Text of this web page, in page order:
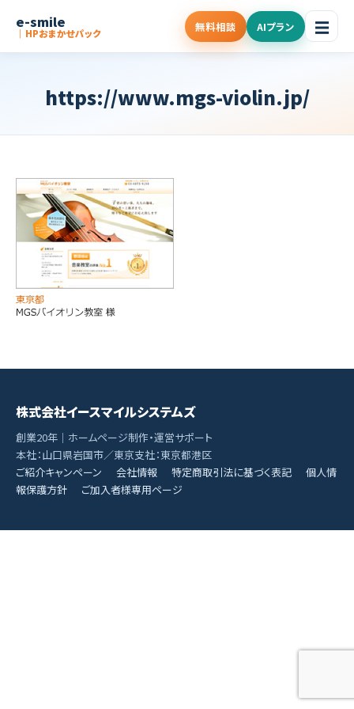
e-smile
｜HPおまかせパック 無料相談 AIプラン ☰
https://www.mgs-violin.jp/
株式会社イースマイルシステムズ
創業20年｜ホームページ制作・運営サポート
本社：山口県岩国市／東京支社：東京都港区
ご紹介キャンペーン
会社情報 特定商取引法に基づく表記
個人情
報保護方針
ご加入者様専用ページ